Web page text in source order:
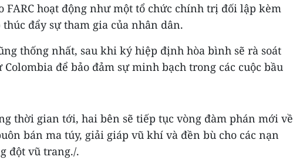
FARC hoạt động như một tổ chức chính trị đối lập kèm
đẩy sự tham gia của nhân dân.
thống nhất, sau khi ký hiệp định hòa bình sẽ rà soát
để bảo đảm sự minh bạch trong các cuộc bầu
thời gian tới, hai bên sẽ tiếp tục vòng đàm phán mới về
bán ma túy, giải giáp vũ khí và đền bù cho các nạn
đột vũ trang./.